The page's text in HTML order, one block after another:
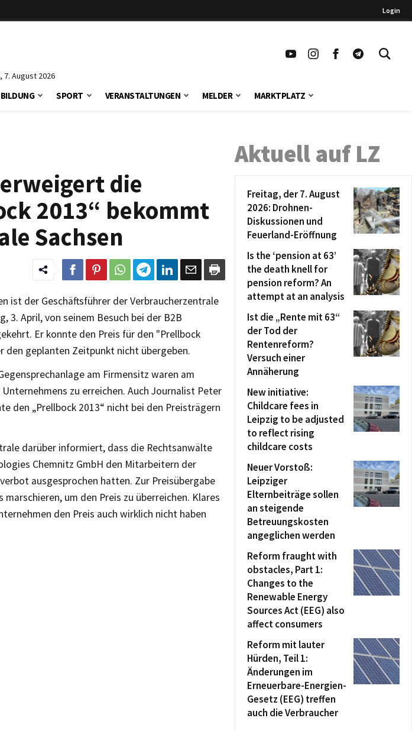
Login
7. August 2026
BILDUNG SPORT VERANSTALTUNGEN MELDER MARKTPLATZ
die
2013“ bekommt
Sachsen
ist der Geschäftsführer der Verbraucherzentrale
3. April, von seinem Besuch bei der B2B
Er konnte den Preis für den "Prellbock
geplanten Zeitpunkt nicht übergeben.
am Firmensitz waren am
zu erreichen. Auch Journalist Peter
den „Prellbock 2013“ nicht bei den Preisträgern
darüber informiert, dass die Rechtsanwälte
Chemnitz GmbH den Mitarbeitern der
ausgesprochen hatten. Zur Preisübergabe
um den Preis zu überreichen. Klares
den Preis auch wirklich nicht haben
Aktuell auf LZ
Freitag, der 7. August
2026: Drohnen-
Diskussionen und
Feuerland-Eröffnung
Is the ‘pension at 63’
the death knell for
pension reform? An
attempt at an analysis
Ist die „Rente mit 63“
der Tod der
Rentenreform?
Versuch einer
Annäherung
New initiative:
Childcare fees in
Leipzig to be adjusted
to reflect rising
childcare costs
Neuer Vorstoß:
Leipziger
Elternbeiträge sollen
an steigende
Betreuungskosten
angeglichen werden
Reform fraught with
obstacles, Part 1:
Changes to the
Renewable Energy
Sources Act (EEG) also
affect consumers
Reform mit lauter
Hürden, Teil 1:
Änderungen im
Erneuerbare-Energien-
Gesetz (EEG) treffen
auch die Verbraucher